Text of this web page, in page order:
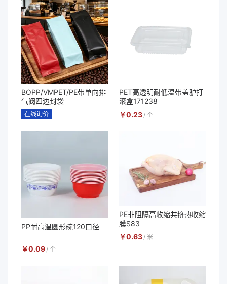
BOPP/VMPET/PE带单向排
气阀四边封袋
在线询价
PET高透明耐低温带盖驴打
滚盒171238
￥0.23 / 个
PP耐高温圆形碗120口径
￥0.09 / 个
PE非阻隔高收缩共挤热收缩
膜S83
￥0.63 / 米